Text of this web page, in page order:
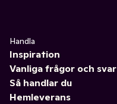
Handla
Inspiration
Vanliga frågor och svar
Så handlar du
Hemleverans